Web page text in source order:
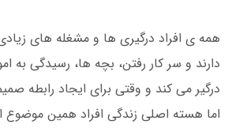
همه ی افراد درگیری ها و مشغله های
دارند و سر کار رفتن، بچه ها، رسیدگی به
درگیر می کند و وقتی برای ایجاد رابطه
اما هسته اصلی زندگی افراد همین